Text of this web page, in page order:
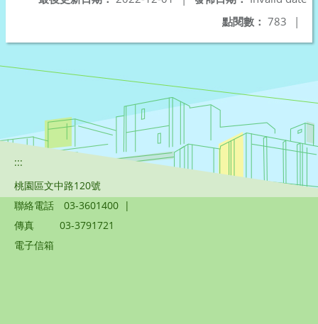
點閱數： 783 |
:::
桃園區文中路120號
聯絡電話
03-3601400 |
傳真
03-3791721
電子信箱